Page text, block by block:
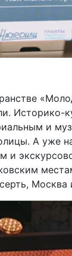
Историко-
и
А уже
и